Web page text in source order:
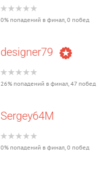
0% попадений в финал, 0 побед
designer79
26% попадений в финал, 47 побед
Sergey64M
0% попадений в финал, 0 побед